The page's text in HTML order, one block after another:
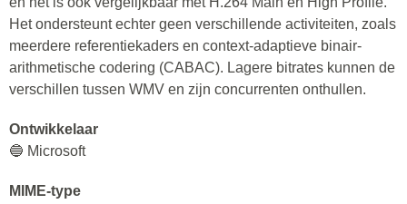
Het ondersteunt echter geen verschillende activiteiten, zoals
meerdere referentiekaders en context-adaptieve binair-
arithmetische codering (CABAC). Lagere bitrates kunnen de
verschillen tussen WMV en zijn concurrenten onthullen.
Ontwikkelaar
🔵 Microsoft
MIME-type